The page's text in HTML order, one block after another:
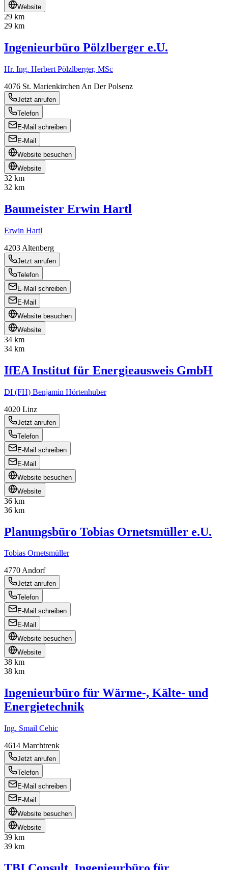
Website
29 km
29 km
Ingenieurbüro Pölzlberger e.U.
Hr. Ing. Herbert Pölzlberger, MSc
4076 St. Marienkirchen An Der Polsenz
Jetzt anrufen
Telefon
E-Mail schreiben
E-Mail
Website besuchen
Website
32 km
32 km
Baumeister Erwin Hartl
Erwin Hartl
4203 Altenberg
Jetzt anrufen
Telefon
E-Mail schreiben
E-Mail
Website besuchen
Website
34 km
34 km
IfEA Institut für Energieausweis GmbH
DI (FH) Benjamin Hörtenhuber
4020 Linz
Jetzt anrufen
Telefon
E-Mail schreiben
E-Mail
Website besuchen
Website
36 km
36 km
Planungsbüro Tobias Ornetsmüller e.U.
Tobias Ornetsmüller
4770Andorf
Jetzt anrufen
Telefon
E-Mail schreiben
E-Mail
Website besuchen
Website
38 km
38 km
Ingenieurbüro für Wärme-, Kälte- und
Energietechnik
Ing. Smail Cehic
4614 Marchtrenk
Jetzt anrufen
Telefon
E-Mail schreiben
E-Mail
Website besuchen
Website
39 km
39 km